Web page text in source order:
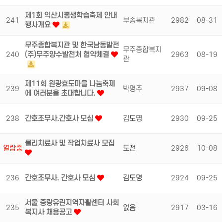
241
제1회 익산시평생학습축제 안내
행사개요
부송복지관 2982 08-31
240
무주종합복지관 및 한국남동발전
(주)무주양수발전처 협약체결
무주종합복지
관
2963 08-19
239
제11회 원광효도마을 나눔축제
에 여러분을 초대합니다.
박명주 2937 09-08
238 간호조무사.간호사 모심 김도명 2930 09-25
열람중
물리치료사 및 작업치료사 모집
도전 2926 10-08
236 간호조무사. 간호사 모심 김도명 2924 09-25
235
서울 중랑유린지역자활센터 사회
복지사 채용공고
없음 2917 03-16